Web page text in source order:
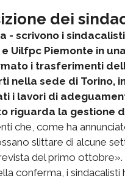
dei
- scrivono i
e Uilfpc Piemonte in
i trasferimenti
nella sede di Torino,
i lavori di
riguarda la gestione
che, come ha
slittare di alcune
del primo ottobre».
conferma, i sindacalisti